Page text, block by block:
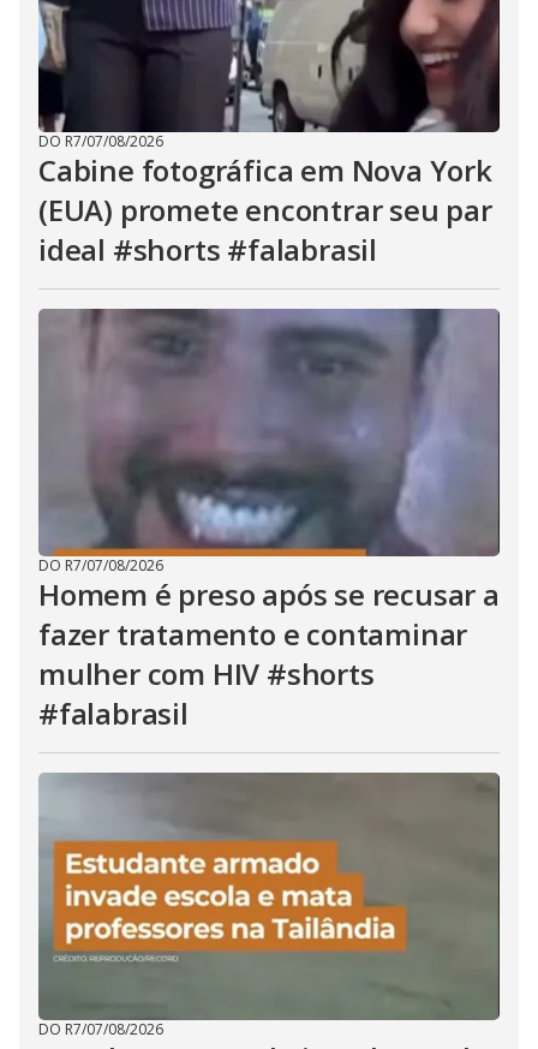
DO R7/07/08/2026
Cabine fotográfica em Nova York
(EUA) promete encontrar seu par
ideal #shorts #falabrasil
DO R7/07/08/2026
Homem é preso após se recusar a
fazer tratamento e contaminar
mulher com HIV #shorts
#falabrasil
DO R7/07/08/2026